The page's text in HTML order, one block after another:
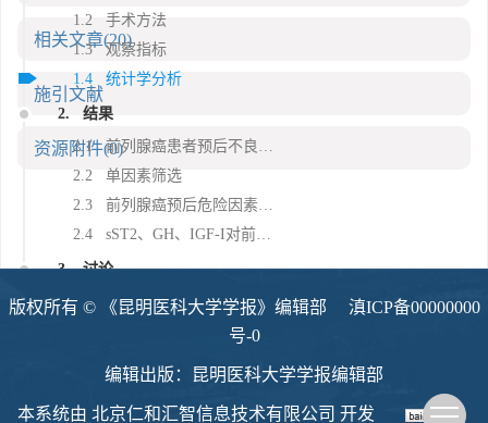
相关文章(20)
施引文献
资源附件(0)
1.2 手术方法
1.3 观察指标
1.4 统计学分析
2. 结果
2.1 前列腺癌患者预后不良影响因素单因素分析
2.2 单因素筛选
2.3 前列腺癌预后危险因素多因素分析
2.4 sST2、GH、IGF-I对前列腺癌预后不良的预测价值
3. 讨论
版权所有 © 《昆明医科大学学报》编辑部 滇ICP备00000000
号-0
编辑出版：昆明医科大学学报编辑部
本系统由 北京仁和汇智信息技术有限公司 开发